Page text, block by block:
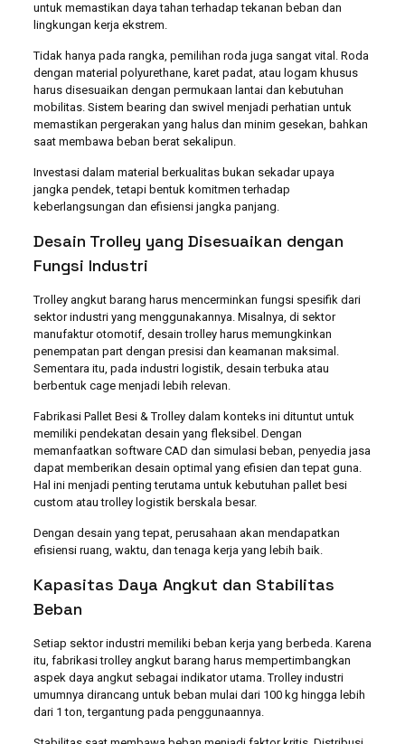
untuk memastikan daya tahan terhadap tekanan beban dan
lingkungan kerja ekstrem.
Tidak hanya pada rangka, pemilihan roda juga sangat vital. Roda
dengan material polyurethane, karet padat, atau logam khusus
harus disesuaikan dengan permukaan lantai dan kebutuhan
mobilitas. Sistem bearing dan swivel menjadi perhatian untuk
memastikan pergerakan yang halus dan minim gesekan, bahkan
saat membawa beban berat sekalipun.
Investasi dalam material berkualitas bukan sekadar upaya
jangka pendek, tetapi bentuk komitmen terhadap
keberlangsungan dan efisiensi jangka panjang.
Desain Trolley yang Disesuaikan dengan
Fungsi Industri
Trolley angkut barang harus mencerminkan fungsi spesifik dari
sektor industri yang menggunakannya. Misalnya, di sektor
manufaktur otomotif, desain trolley harus memungkinkan
penempatan part dengan presisi dan keamanan maksimal.
Sementara itu, pada industri logistik, desain terbuka atau
berbentuk cage menjadi lebih relevan.
Fabrikasi Pallet Besi & Trolley dalam konteks ini dituntut untuk
memiliki pendekatan desain yang fleksibel. Dengan
memanfaatkan software CAD dan simulasi beban, penyedia jasa
dapat memberikan desain optimal yang efisien dan tepat guna.
Hal ini menjadi penting terutama untuk kebutuhan pallet besi
custom atau trolley logistik berskala besar.
Dengan desain yang tepat, perusahaan akan mendapatkan
efisiensi ruang, waktu, dan tenaga kerja yang lebih baik.
Kapasitas Daya Angkut dan Stabilitas
Beban
Setiap sektor industri memiliki beban kerja yang berbeda. Karena
itu, fabrikasi trolley angkut barang harus mempertimbangkan
aspek daya angkut sebagai indikator utama. Trolley industri
umumnya dirancang untuk beban mulai dari 100 kg hingga lebih
dari 1 ton, tergantung pada penggunaannya.